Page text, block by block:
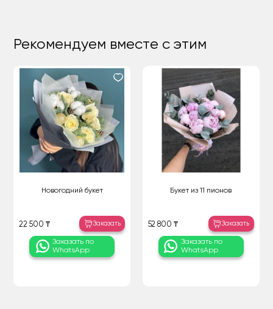
Рекомендуем вместе с этим
Новогодний букет
22 500 ₸ Заказать
Заказать по
WhatsApp
Букет из 11 пионов
52 800 ₸ Заказать
Заказать по
WhatsApp